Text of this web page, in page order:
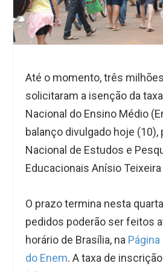
Até o momento, três
solicitaram a isenção da
Nacional do Ensino Médio
balanço divulgado hoje
Nacional de Estudos e
Educacionais Anísio
O prazo termina nesta
pedidos poderão ser feitos
horário de Brasília, na
do Enem. A taxa de